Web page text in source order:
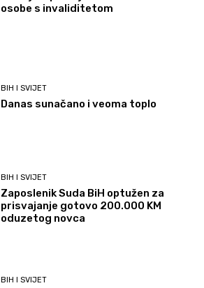
osobe s invaliditetom
BIH I SVIJET
Danas sunačano i veoma toplo
BIH I SVIJET
Zaposlenik Suda BiH optužen za
prisvajanje gotovo 200.000 KM
oduzetog novca
BIH I SVIJET